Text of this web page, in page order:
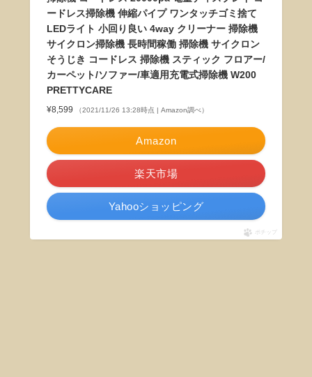
ードレス掃除機 伸縮パイプ ワンタッチゴミ捨て
LEDライト 小回り良い 4way クリーナー 掃除機
サイクロン掃除機 長時間稼働 掃除機 サイクロン
そうじき コードレス 掃除機 スティック フロアー/
カーペット/ソファー/車適用充電式掃除機 W200
PRETTYCARE
¥8,599 （2021/11/26 13:28時点 | Amazon調べ）
Amazon
楽天市場
Yahooショッピング
ポチップ